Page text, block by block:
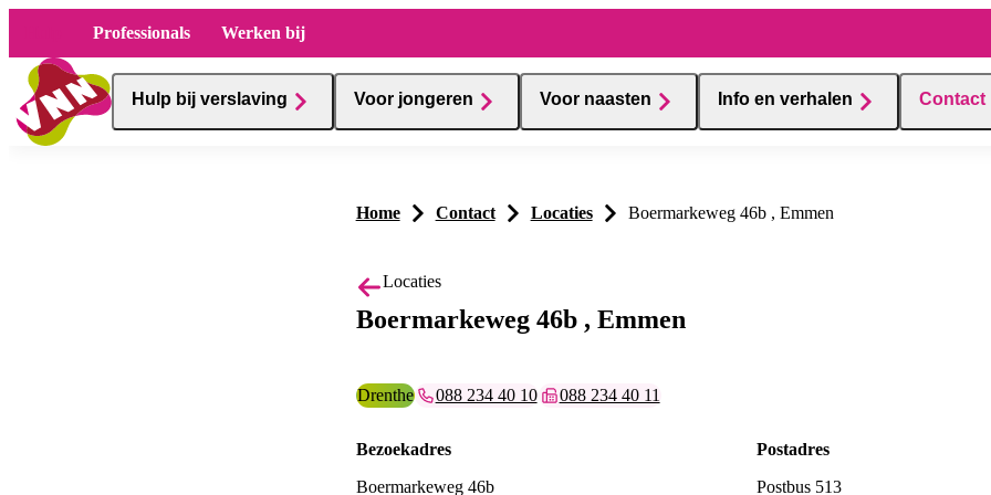
Professionals Werken bij
Hulp bij verslaving Voor jongeren Voor naasten Info en verhalen Contact
Home Contact Locaties Boermarkeweg 46b , Emmen
Locaties
Boermarkeweg 46b , Emmen
Provincie:
Drenthe Telefoonummer:
088 234 40 10 Faxnummer:
088 234 40 11
Bezoekadres
Boermarkeweg 46b
Postadres
Postbus 513